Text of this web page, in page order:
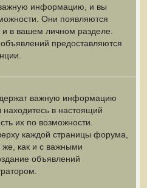
информацию, и вы
Они появляются
в вашем личном разделе.
предоставляются
важную информацию
в настоящий
их по возможности.
каждой страницы форума,
же, как и с важными
объявлений